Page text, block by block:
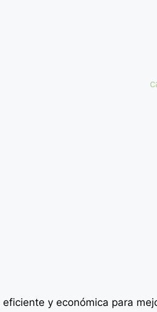
y económica para